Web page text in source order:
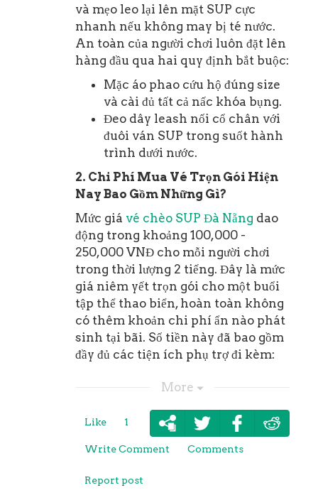
và mẹo leo lại lên mặt SUP cực
nhanh nếu không may bị té nước.
An toàn của người chơi luôn đặt lên
hàng đầu qua hai quy định bắt buộc:
Mặc áo phao cứu hộ đúng size
và cài đủ tất cả nấc khóa bụng.
Đeo dây leash nối cổ chân với
đuôi ván SUP trong suốt hành
trình dưới nước.
2. Chi Phí Mua Vé Trọn Gói Hiện
Nay Bao Gồm Những Gì?
Mức giá vé chèo SUP Đà Nẵng dao
động trong khoảng 100,000 -
250,000 VNĐ cho mỗi người chơi
trong thời lượng 2 tiếng. Đây là mức
giá niêm yết trọn gói cho một buổi
tập thể thao biển, hoàn toàn không
có thêm khoản chi phí ẩn nào phát
sinh tại bãi. Số tiền này đã bao gồm
đầy đủ các tiện ích phụ trợ đi kèm:
dụng kèm mái chèo nhôm điều
chỉnh độ dài.
Túi chống nước 10L giữ đồ cá
nhân không bị ướt khi ra xa bờ.
video bằng thiết bị GoPro
More
Like 1
Write Comment Comments
Report post